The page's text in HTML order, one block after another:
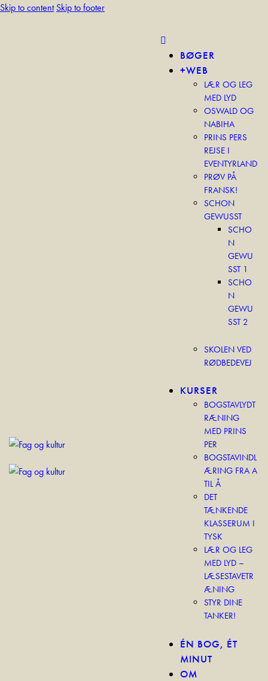
Skip to content Skip to footer
BØGER
+WEB
LÆR OG LEG
MED LYD
OSWALD OG
NABIHA
PRINS PERS
REJSE I
EVENTYRLAND
PRØV PÅ
FRANSK!
SCHON
GEWUSST
SCHO
N
GEWU
SST 1
SCHO
N
GEWU
SST 2
SKOLEN VED
RØDBEDEVEJ
KURSER
BOGSTAVLYDT
RÆNING
MED PRINS
PER
BOGSTAVINDL
ÆRING FRA A
TIL Å
DET
TÆNKENDE
KLASSERUM I
TYSK
LÆR OG LEG
MED LYD –
LÆSESTAVETR
ÆNING
STYR DINE
TANKER!
ÉN BOG, ÉT
MINUT
OM